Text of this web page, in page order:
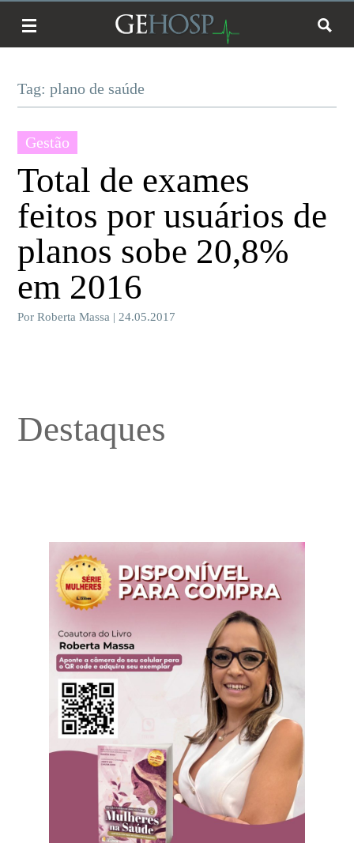
Tag: plano de saúde
Gestão
Total de exames
feitos por usuários de
planos sobe 20,8%
em 2016
Por Roberta Massa | 24.05.2017
Destaques